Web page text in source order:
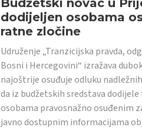
dodijeljen osobama
ratne zločine
Udruženje „Tranzicijska pravda,
Bosni i Hercegovini“ izražava
najoštrije osuđuje odluku
da iz budžetskih sredstava
osobama pravosnažno osuđenim
javno dostupnim informacijama